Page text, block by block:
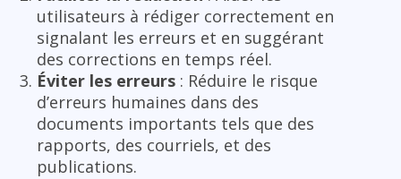
utilisateurs à rédiger correctement en
signalant les erreurs et en suggérant
des corrections en temps réel.
Éviter les erreurs : Réduire le risque
d’erreurs humaines dans des
documents importants tels que des
rapports, des courriels, et des
publications.